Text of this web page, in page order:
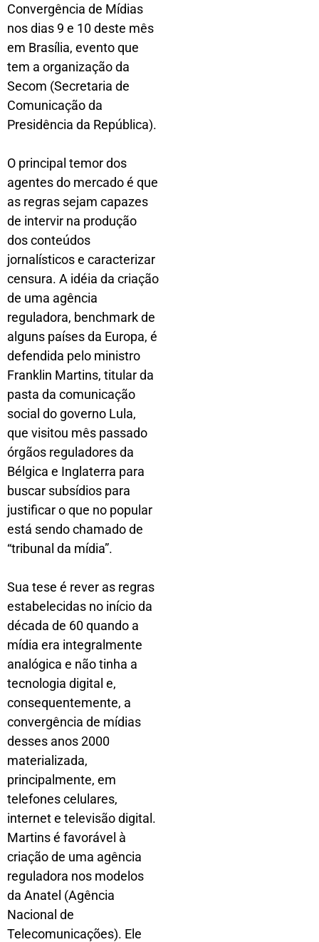
Convergência de Mídias
nos dias 9 e 10 deste mês
em Brasília, evento que
tem a organização da
Secom (Secretaria de
Comunicação da
Presidência da República).
O principal temor dos
agentes do mercado é que
as regras sejam capazes
de intervir na produção
dos conteúdos
jornalísticos e caracterizar
censura. A idéia da criação
de uma agência
reguladora, benchmark de
alguns países da Europa, é
defendida pelo ministro
Franklin Martins, titular da
pasta da comunicação
social do governo Lula,
que visitou mês passado
órgãos reguladores da
Bélgica e Inglaterra para
buscar subsídios para
justificar o que no popular
está sendo chamado de
“tribunal da mídia”.
Sua tese é rever as regras
estabelecidas no início da
década de 60 quando a
mídia era integralmente
analógica e não tinha a
tecnologia digital e,
consequentemente, a
convergência de mídias
desses anos 2000
materializada,
principalmente, em
telefones celulares,
internet e televisão digital.
Martins é favorável à
criação de uma agência
reguladora nos modelos
da Anatel (Agência
Nacional de
Telecomunicações). Ele